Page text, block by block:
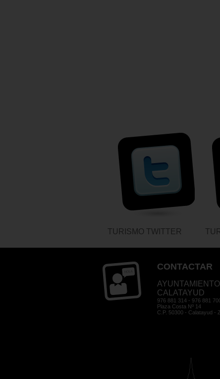
TURISMO TWITTER
CONTACTAR
CALATAYUD
976 881 314 - 976 881
Plaza Costa Nº 14
C.P. 50300 - Calatayud -